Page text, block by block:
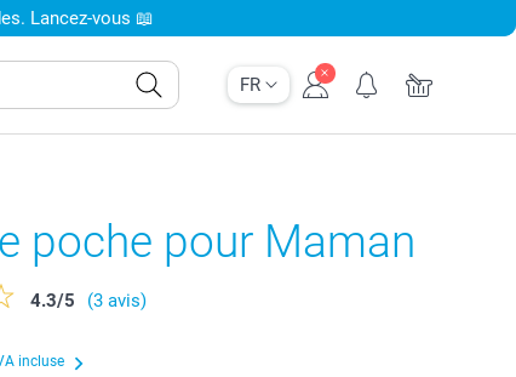
FR
Lancez-vous 📖
poche pour Maman
4.3/5
(3 avis)
incluse